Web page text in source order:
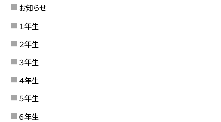
お知らせ
１年生
２年生
３年生
４年生
５年生
６年生